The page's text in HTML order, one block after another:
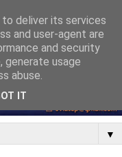
▼
deliver its services
and user-agent are
and security
generate usage
abuse.
IT